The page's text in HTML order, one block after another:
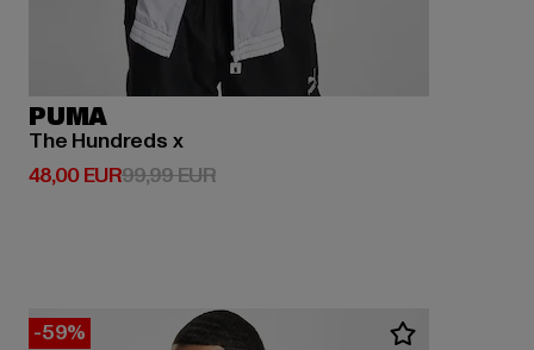
PUMA
The Hundreds x
48,00 EUR
Derzeitiger Preis: 48,00 EUR
99,99 EURAktionspreis: 99,99 EUR
-59%